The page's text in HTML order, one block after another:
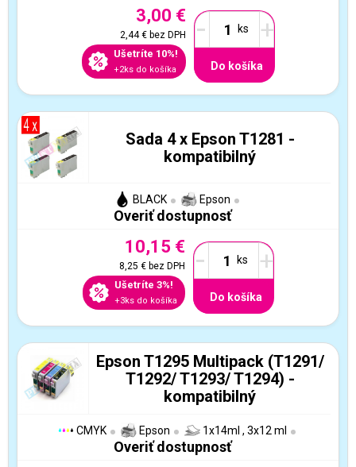
3,00 €
2,44 €bez DPH
Ušetríte 10%!
+2ks do košíka
- +
Do košíka
Sada 4 x Epson T1281 -
kompatibilný
BLACK Epson
Overiť dostupnosť
10,15 €
8,25 €bez DPH
Ušetríte 3%!
+3ks do košíka
- +
Do košíka
Epson T1295 Multipack (T1291/
T1292/ T1293/ T1294) -
kompatibilný
CMYK Epson 1x14ml , 3x12 ml
Overiť dostupnosť